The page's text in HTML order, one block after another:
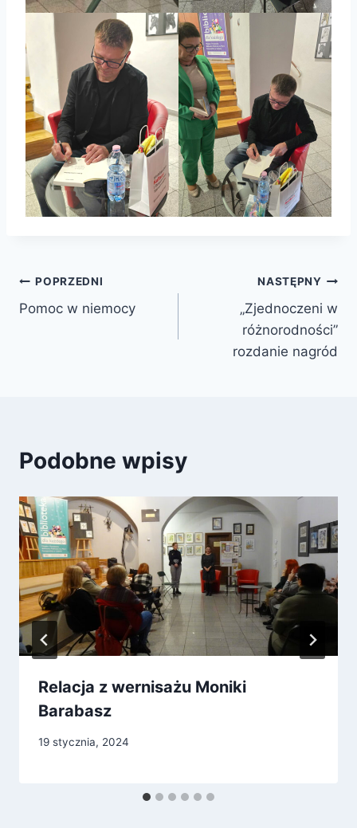
Nawigacja
wpisu
POPRZEDNI
Pomoc w niemocy
NASTĘPNY
„Zjednoczeni w
różnorodności”
rozdanie nagród
Podobne wpisy
Relacja z wernisażu Moniki
Barabasz
19 stycznia, 2024